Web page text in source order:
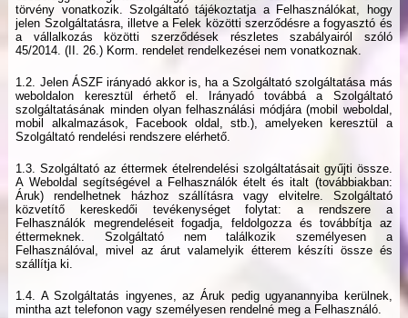
törvény vonatkozik. Szolgáltató tájékoztatja a Felhasználókat, hogy
jelen Szolgáltatásra, illetve a Felek közötti szerződésre a fogyasztó és
a vállalkozás közötti szerződések részletes szabályairól szóló
45/2014. (II. 26.) Korm. rendelet rendelkezései nem vonatkoznak.
1.2. Jelen ÁSZF irányadó akkor is, ha a Szolgáltató szolgáltatása más
weboldalon keresztül érhető el. Irányadó továbbá a Szolgáltató
szolgáltatásának minden olyan felhasználási módjára (mobil weboldal,
mobil alkalmazások, Facebook oldal, stb.), amelyeken keresztül a
Szolgáltató rendelési rendszere elérhető.
1.3. Szolgáltató az éttermek ételrendelési szolgáltatásait gyűjti össze.
A Weboldal segítségével a Felhasználók ételt és italt (továbbiakban:
Áruk) rendelhetnek házhoz szállításra vagy elvitelre. Szolgáltató
közvetítő kereskedői tevékenységet folytat: a rendszere a
Felhasználók megrendeléseit fogadja, feldolgozza és továbbítja az
éttermeknek. Szolgáltató nem találkozik személyesen a
Felhasználóval, mivel az árut valamelyik étterem készíti össze és
szállítja ki.
1.4. A Szolgáltatás ingyenes, az Áruk pedig ugyanannyiba kerülnek,
mintha azt telefonon vagy személyesen rendelné meg a Felhasználó.